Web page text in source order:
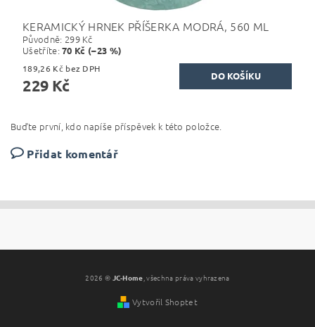
KERAMICKÝ HRNEK PŘÍŠERKA MODRÁ, 560 ML
Původně: 299 Kč
Ušetříte:70 Kč (–23 %)
189,26 Kč bez DPH
229 Kč
Buďte první, kdo napíše příspěvek k této položce.
Přidat komentář
2026 © JC-Home , všechna práva vyhrazena
Vytvořil Shoptet